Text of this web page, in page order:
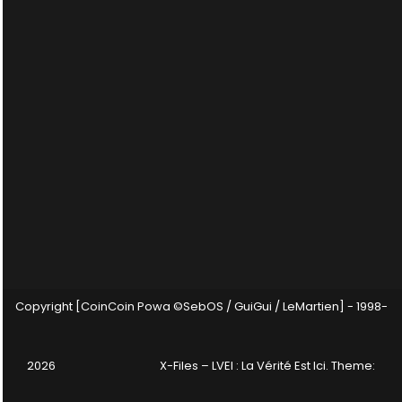
Copyright [CoinCoin Powa ©SebOS / GuiGui / LeMartien] - 1998-
2026 X-Files – LVEI : La Vérité Est Ici. Theme: